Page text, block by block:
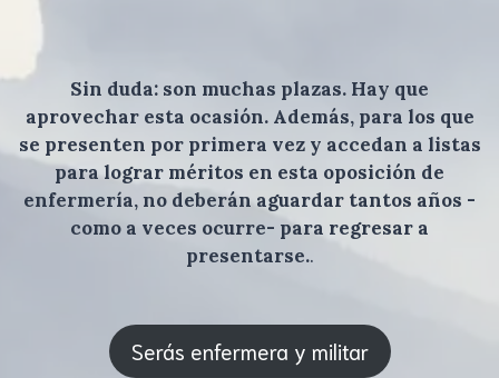
Sin duda: son muchas plazas. Hay que
aprovechar esta ocasión. Además, para los que
se presenten por primera vez y accedan a listas
para lograr méritos en esta oposición de
enfermería, no deberán aguardar tantos años -
como a veces ocurre- para regresar a
presentarse..
Serás enfermera y militar